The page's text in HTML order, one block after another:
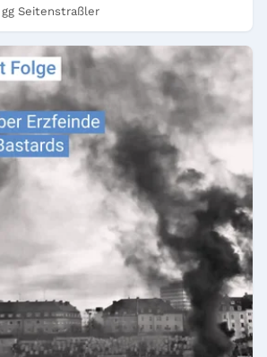
gg Seitenstraßler